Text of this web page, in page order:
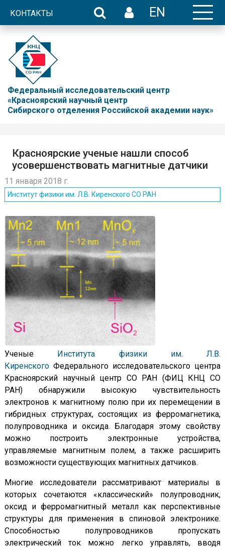
КОНТАКТЫ EN
Федеральный исследовательский центр
«Красноярский научный центр
Сибирского отделения Российской академии наук»
Красноярские ученые нашли способ
усовершенствовать магнитные датчики
11 января 2018 г.
Институт физики им. Л.В. Киренского СО РАН
Ученые Института физики им. Л.В.
Киренского Федерального исследовательского центра
Красноярский научный центр СО РАН (ФИЦ КНЦ СО
РАН) обнаружили высокую чувствительность
электронов к магнитному полю при их перемещении в
гибридных структурах, состоящих из ферромагнетика,
полупроводника и оксида. Благодаря этому свойству
можно построить электронные устройства,
управляемые магнитным полем, а также расширить
возможности существующих магнитных датчиков.
Многие исследователи рассматривают материалы в
которых сочетаются «классический» полупроводник,
оксид и ферромагнитный металл как перспективные
структуры для применения в спиновой электронике.
Способностью полупроводников пропускать
электрический ток можно легко управлять, вводя